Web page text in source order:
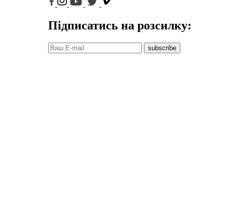
Підписатись на розсилку:
subscribe